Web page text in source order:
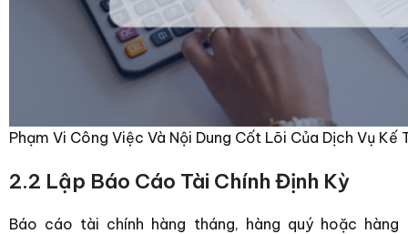
Phạm Vi Công Việc Và Nội Dung Cốt Lõi Của Dịch Vụ
2.2 Lập Báo Cáo Tài Chính Định Kỳ
Báo cáo tài chính hàng tháng, hàng quý hoặc hàng